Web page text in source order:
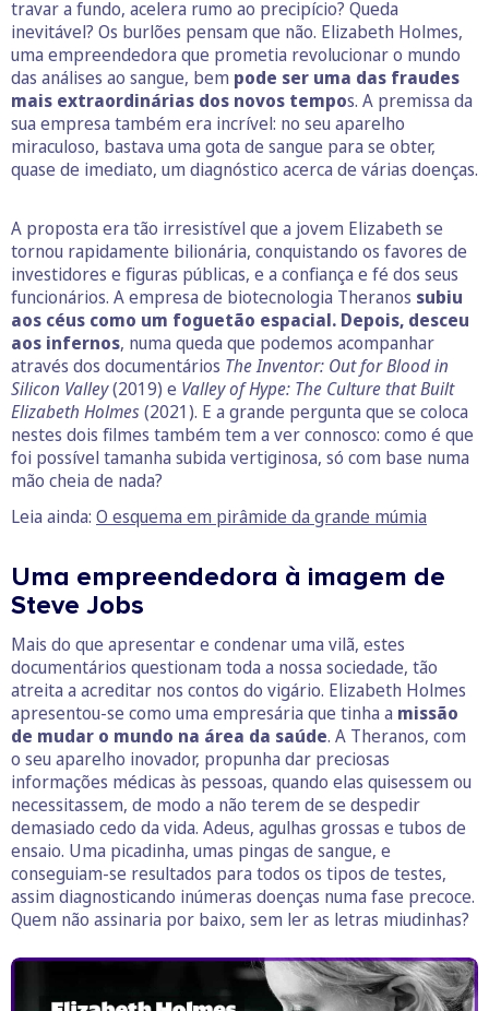
travar a fundo, acelera rumo ao precipício? Queda
inevitável? Os burlões pensam que não. Elizabeth Holmes,
uma empreendedora que prometia revolucionar o mundo
das análises ao sangue, bem pode ser uma das fraudes
mais extraordinárias dos novos tempos. A premissa da
sua empresa também era incrível: no seu aparelho
miraculoso, bastava uma gota de sangue para se obter,
quase de imediato, um diagnóstico acerca de várias doenças.
A proposta era tão irresistível que a jovem Elizabeth se
tornou rapidamente bilionária, conquistando os favores de
investidores e figuras públicas, e a confiança e fé dos seus
funcionários. A empresa de biotecnologia Theranos subiu
aos céus como um foguetão espacial. Depois, desceu
aos infernos, numa queda que podemos acompanhar
através dos documentários The Inventor: Out for Blood in
Silicon Valley(2019) e Valley of Hype: The Culture that Built
Elizabeth Holmes(2021). E a grande pergunta que se coloca
nestes dois filmes também tem a ver connosco: como é que
foi possível tamanha subida vertiginosa, só com base numa
mão cheia de nada?
Leia ainda: O esquema em pirâmide da grande múmia
Uma empreendedora à imagem de
Steve Jobs
Mais do que apresentar e condenar uma vilã, estes
documentários questionam toda a nossa sociedade, tão
atreita a acreditar nos contos do vigário. Elizabeth Holmes
apresentou-se como uma empresária que tinha a missão
de mudar o mundo na área da saúde. A Theranos, com
o seu aparelho inovador, propunha dar preciosas
informações médicas às pessoas, quando elas quisessem ou
necessitassem, de modo a não terem de se despedir
demasiado cedo da vida. Adeus, agulhas grossas e tubos de
ensaio. Uma picadinha, umas pingas de sangue, e
conseguiam-se resultados para todos os tipos de testes,
assim diagnosticando inúmeras doenças numa fase precoce.
Quem não assinaria por baixo, sem ler as letras miudinhas?